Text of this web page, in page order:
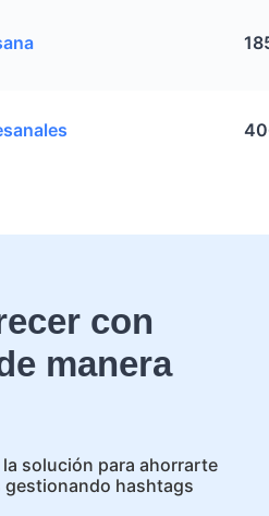
con
manera
solución para ahorrarte
gestionando hashtags